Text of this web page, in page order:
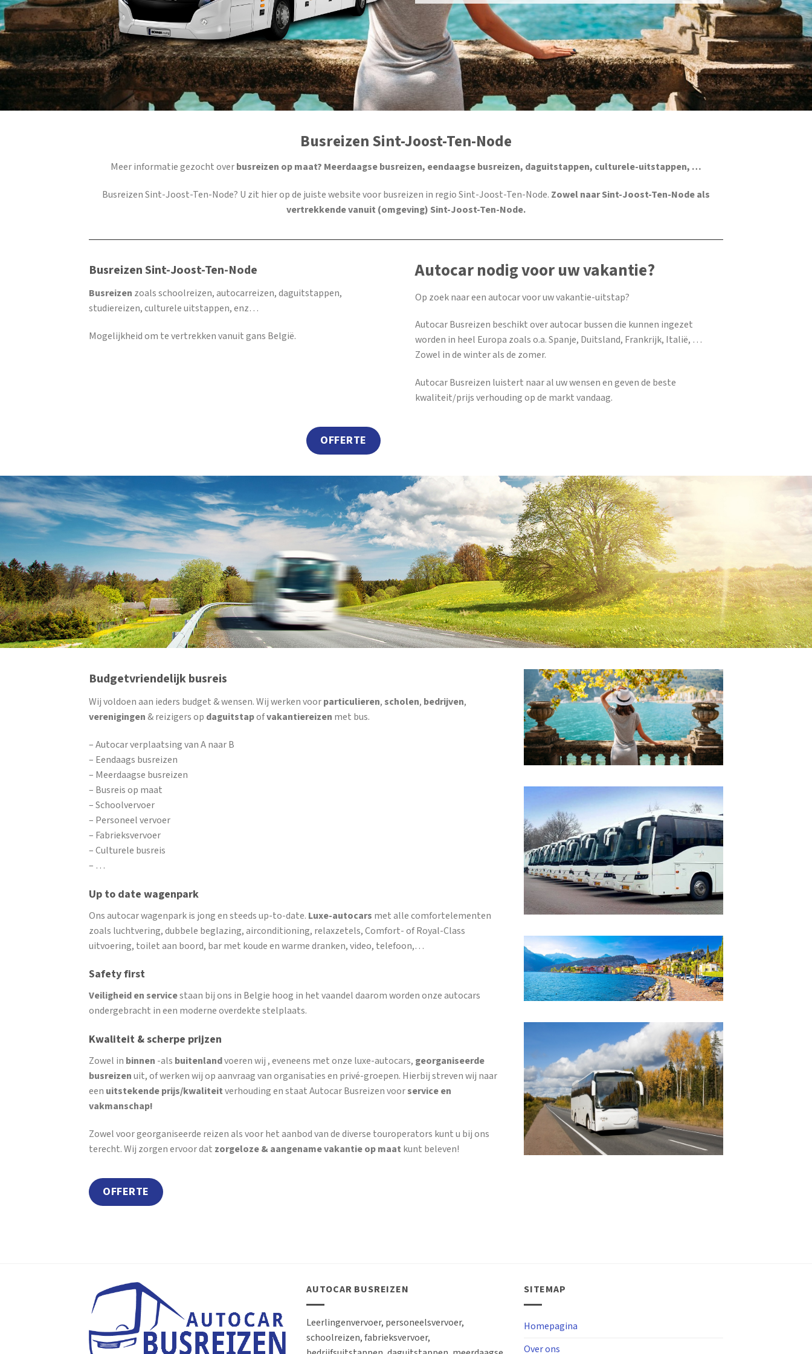
Busreizen Sint-Joost-Ten-Node
Meer informatie gezocht overbusreizen op maat? Meerdaagse busreizen, eendaagse busreizen, daguitstappen, culturele-uitstappen, …
Busreizen Sint-Joost-Ten-Node? U zit hier op de juiste website voor busreizen in regio Sint-Joost-Ten-Node. Zowel naar Sint-Joost-Ten-Node als
vertrekkende vanuit (omgeving) Sint-Joost-Ten-Node.
Busreizen Sint-Joost-Ten-Node
Busreizen zoals schoolreizen, autocarreizen, daguitstappen,
studiereizen, culturele uitstappen, enz…
Mogelijkheid om te vertrekken vanuit gans België.
Autocar nodig voor uw vakantie?
Op zoek naar een autocar voor uw vakantie-uitstap?
Autocar Busreizen beschikt over autocar bussen die kunnen ingezet
worden in heel Europa zoals o.a. Spanje, Duitsland, Frankrijk, Italië, …
Zowel in de winter als de zomer.
Autocar Busreizen luistert naar al uw wensen en geven de beste
kwaliteit/prijs verhouding op de markt vandaag.
OFFERTE
Budgetvriendelijk busreis
Wij voldoen aan ieders budget & wensen. Wij werken voorparticulieren,scholen, bedrijven,
verenigingen& reizigers op daguitstapofvakantiereizen met bus.
– Autocar verplaatsing van A naar B
– Eendaags busreizen
– Meerdaagse busreizen
– Busreis op maat
– Schoolvervoer
– Personeel vervoer
– Fabrieksvervoer
– Culturele busreis
– …
Up to date wagenpark
Ons autocar wagenpark is jong en steeds up-to-date. Luxe-autocars met alle comfortelementen
zoals luchtvering, dubbele beglazing, airconditioning, relaxzetels, Comfort- of Royal-Class
uitvoering, toilet aan boord, bar met koude en warme dranken, video, telefoon,…
Safety first
Veiligheid en servicestaan bij ons in Belgie hoog in het vaandel daarom worden onze autocars
ondergebracht in een moderne overdekte stelplaats.
Kwaliteit & scherpe prijzen
Zowel in binnen -als buitenlandvoeren wij , eveneens met onze luxe-autocars, georganiseerde
busreizenuit, of werken wij op aanvraag van organisaties en privé-groepen. Hierbij streven wij naar
een uitstekende prijs/kwaliteitverhouding en staat Autocar Busreizen voorservice en
vakmanschap!
Zowel voor georganiseerde reizen als voor het aanbod van de diverse touroperators kunt u bij ons
terecht. Wij zorgen ervoor dat zorgeloze & aangename vakantie op maat kunt beleven!
OFFERTE
AUTOCAR BUSREIZEN
Leerlingenvervoer, personeelsvervoer,
schoolreizen, fabrieksvervoer,
SITEMAP
Homepagina
Over ons